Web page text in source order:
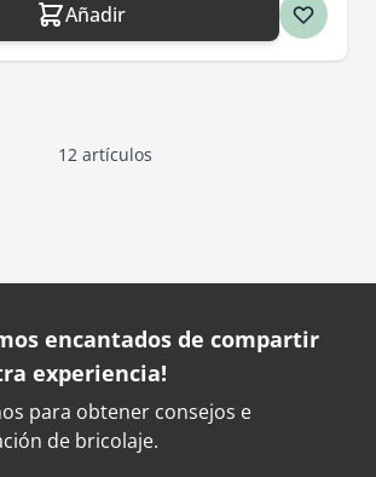
Añadir
12 artículos
encantados de compartir
experiencia!
para obtener consejos e
de bricolaje.